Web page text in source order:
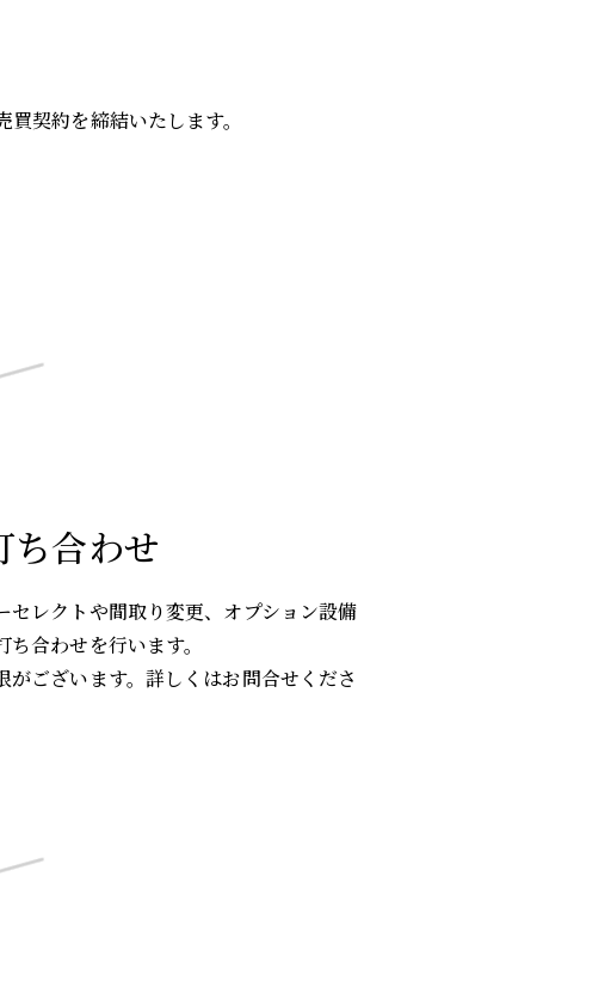
契約を締結いたします。
ち合わせ
セレクトや間取り変更、オプション設備
合わせを行います。
ございます。詳しくはお問合せくださ